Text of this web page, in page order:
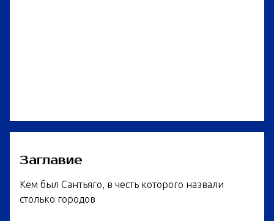
Заглавие
Кем был Сантьяго, в честь которого назвали
столько городов